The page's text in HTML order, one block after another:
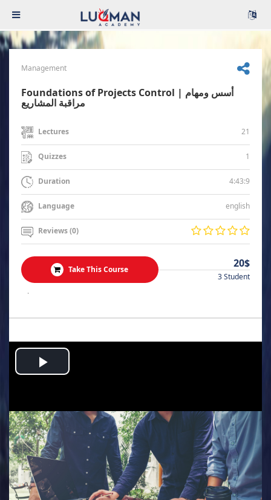
Management
Foundations of Projects Control | أسس ومهام
مراقبة المشاريع
Lectures 21
Quizzes 1
Duration 4:43:9
Language english
Reviews (0)
Take This Course 20$
3 Student
.
Play